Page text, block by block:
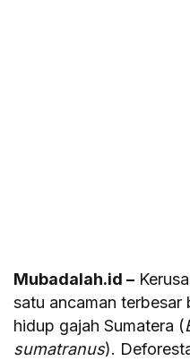
Mubadalah.id –
satu ancaman terbesar
hidup gajah Sumatera (
sumatranus).